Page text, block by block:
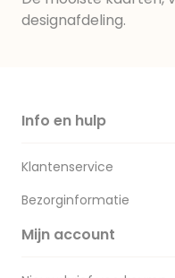
designafdeling.
Info en hulp
Klantenservice
Bezorginformatie
Mijn account